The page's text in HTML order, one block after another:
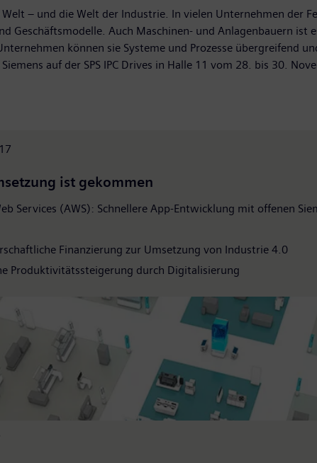
– und die Welt der Industrie. In vielen Unternehmen der
Geschäftsmodelle. Auch Maschinen- und Anlagenbauern
können sie Systeme und Prozesse übergreifend
auf der SPS IPC Drives in Halle 11 vom 28. bis 30.
ist gekommen
Services (AWS): Schnellere App-Entwicklung mit offenen
Finanzierung zur Umsetzung von Industrie 4.0
Produktivitätssteigerung durch Digitalisierung